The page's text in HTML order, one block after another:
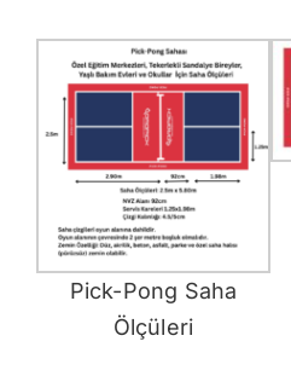
Pick-Pong Saha
Ölçüleri